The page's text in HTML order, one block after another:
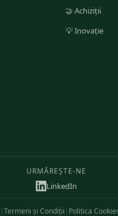
🤝 Achiziții
💡Inovație
URMĂREȘTE-NE
LinkedIn
|Termeni și Condiții | Politica